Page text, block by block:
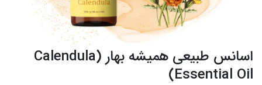
اسانس طبیعی همیشه بهار (Calendula
Essential Oil)